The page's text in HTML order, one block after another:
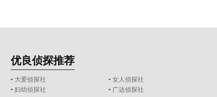
优良侦探推荐
▪ 大爱侦探社
▪ 女人侦探社
▪ 妇幼侦探社
▪ 广达侦探社